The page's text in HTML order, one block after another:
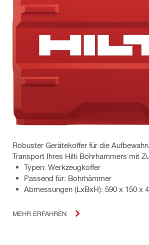
Robuster Gerätekoffer für die
Transport Ihres Hilti Bohrhammers mit
Typen: Werkzeugkoffer
Passend für: Bohrhämmer
Abmessungen (LxBxH): 590 x 150 x
MEHR ERFAHREN